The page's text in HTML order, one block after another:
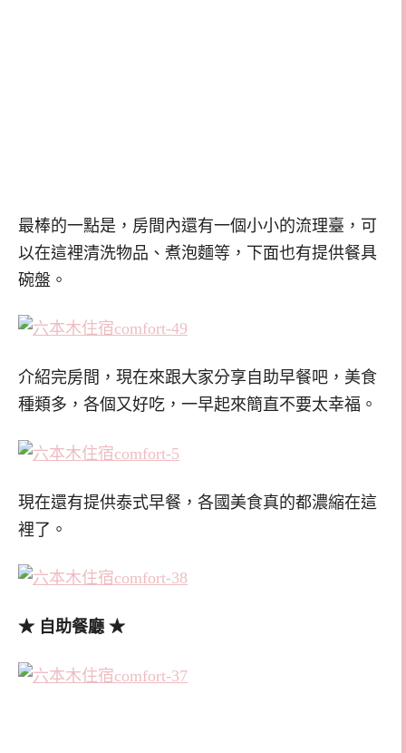
最棒的一點是，房間內還有一個小小的流理臺，可
以在這裡清洗物品、煮泡麵等，下面也有提供餐具
碗盤。
介紹完房間，現在來跟大家分享自助早餐吧，美食
種類多，各個又好吃，一早起來簡直不要太幸福。
現在還有提供泰式早餐，各國美食真的都濃縮在這
裡了。
★ 自助餐廳 ★